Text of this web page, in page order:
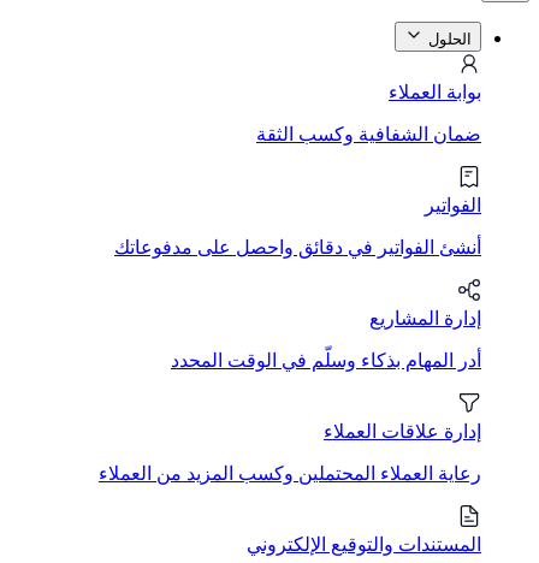
الحلول
بوابة العملاء
ضمان الشفافية وكسب الثقة
الفواتير
أنشئ الفواتير في دقائق واحصل على مدفوعاتك
إدارة المشاريع
أدر المهام بذكاء وسلّم في الوقت المحدد
إدارة علاقات العملاء
رعاية العملاء المحتملين وكسب المزيد من العملاء
المستندات والتوقيع الإلكتروني